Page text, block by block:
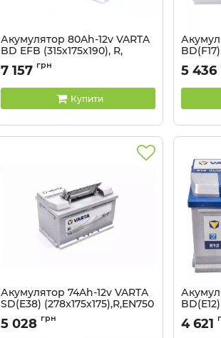
Акумулятор 80Ah-12v VARTA
BD EFB (315х175х190), R,
Артикул:
7 157 грн
Купити
Артикул:
5 436
Акумулятор 74Ah-12v VARTA
SD(E38) (278x175x175),R,EN750
Артикул: 574 402 075
5 028 грн Артикул:
4 621